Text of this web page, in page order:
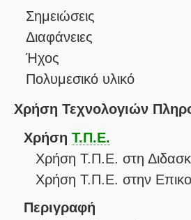
Σημειώσεις
Διαφάνειες
Ήχος
Πολυμεσικό υλικό
Χρήση Τεχνολογιών
Χρήση Τ.Π.Ε.
Χρήση Τ.Π.Ε. στη
Χρήση Τ.Π.Ε. στην
Περιγραφή